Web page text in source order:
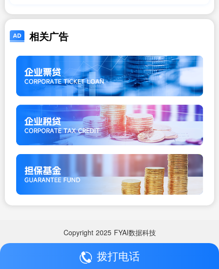
相关广告
Copyright 2025 FYAI数据科技
拨打电话
Copyright 2025 FYAI数据科技